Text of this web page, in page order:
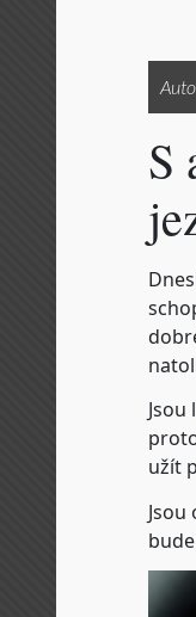
S
užít